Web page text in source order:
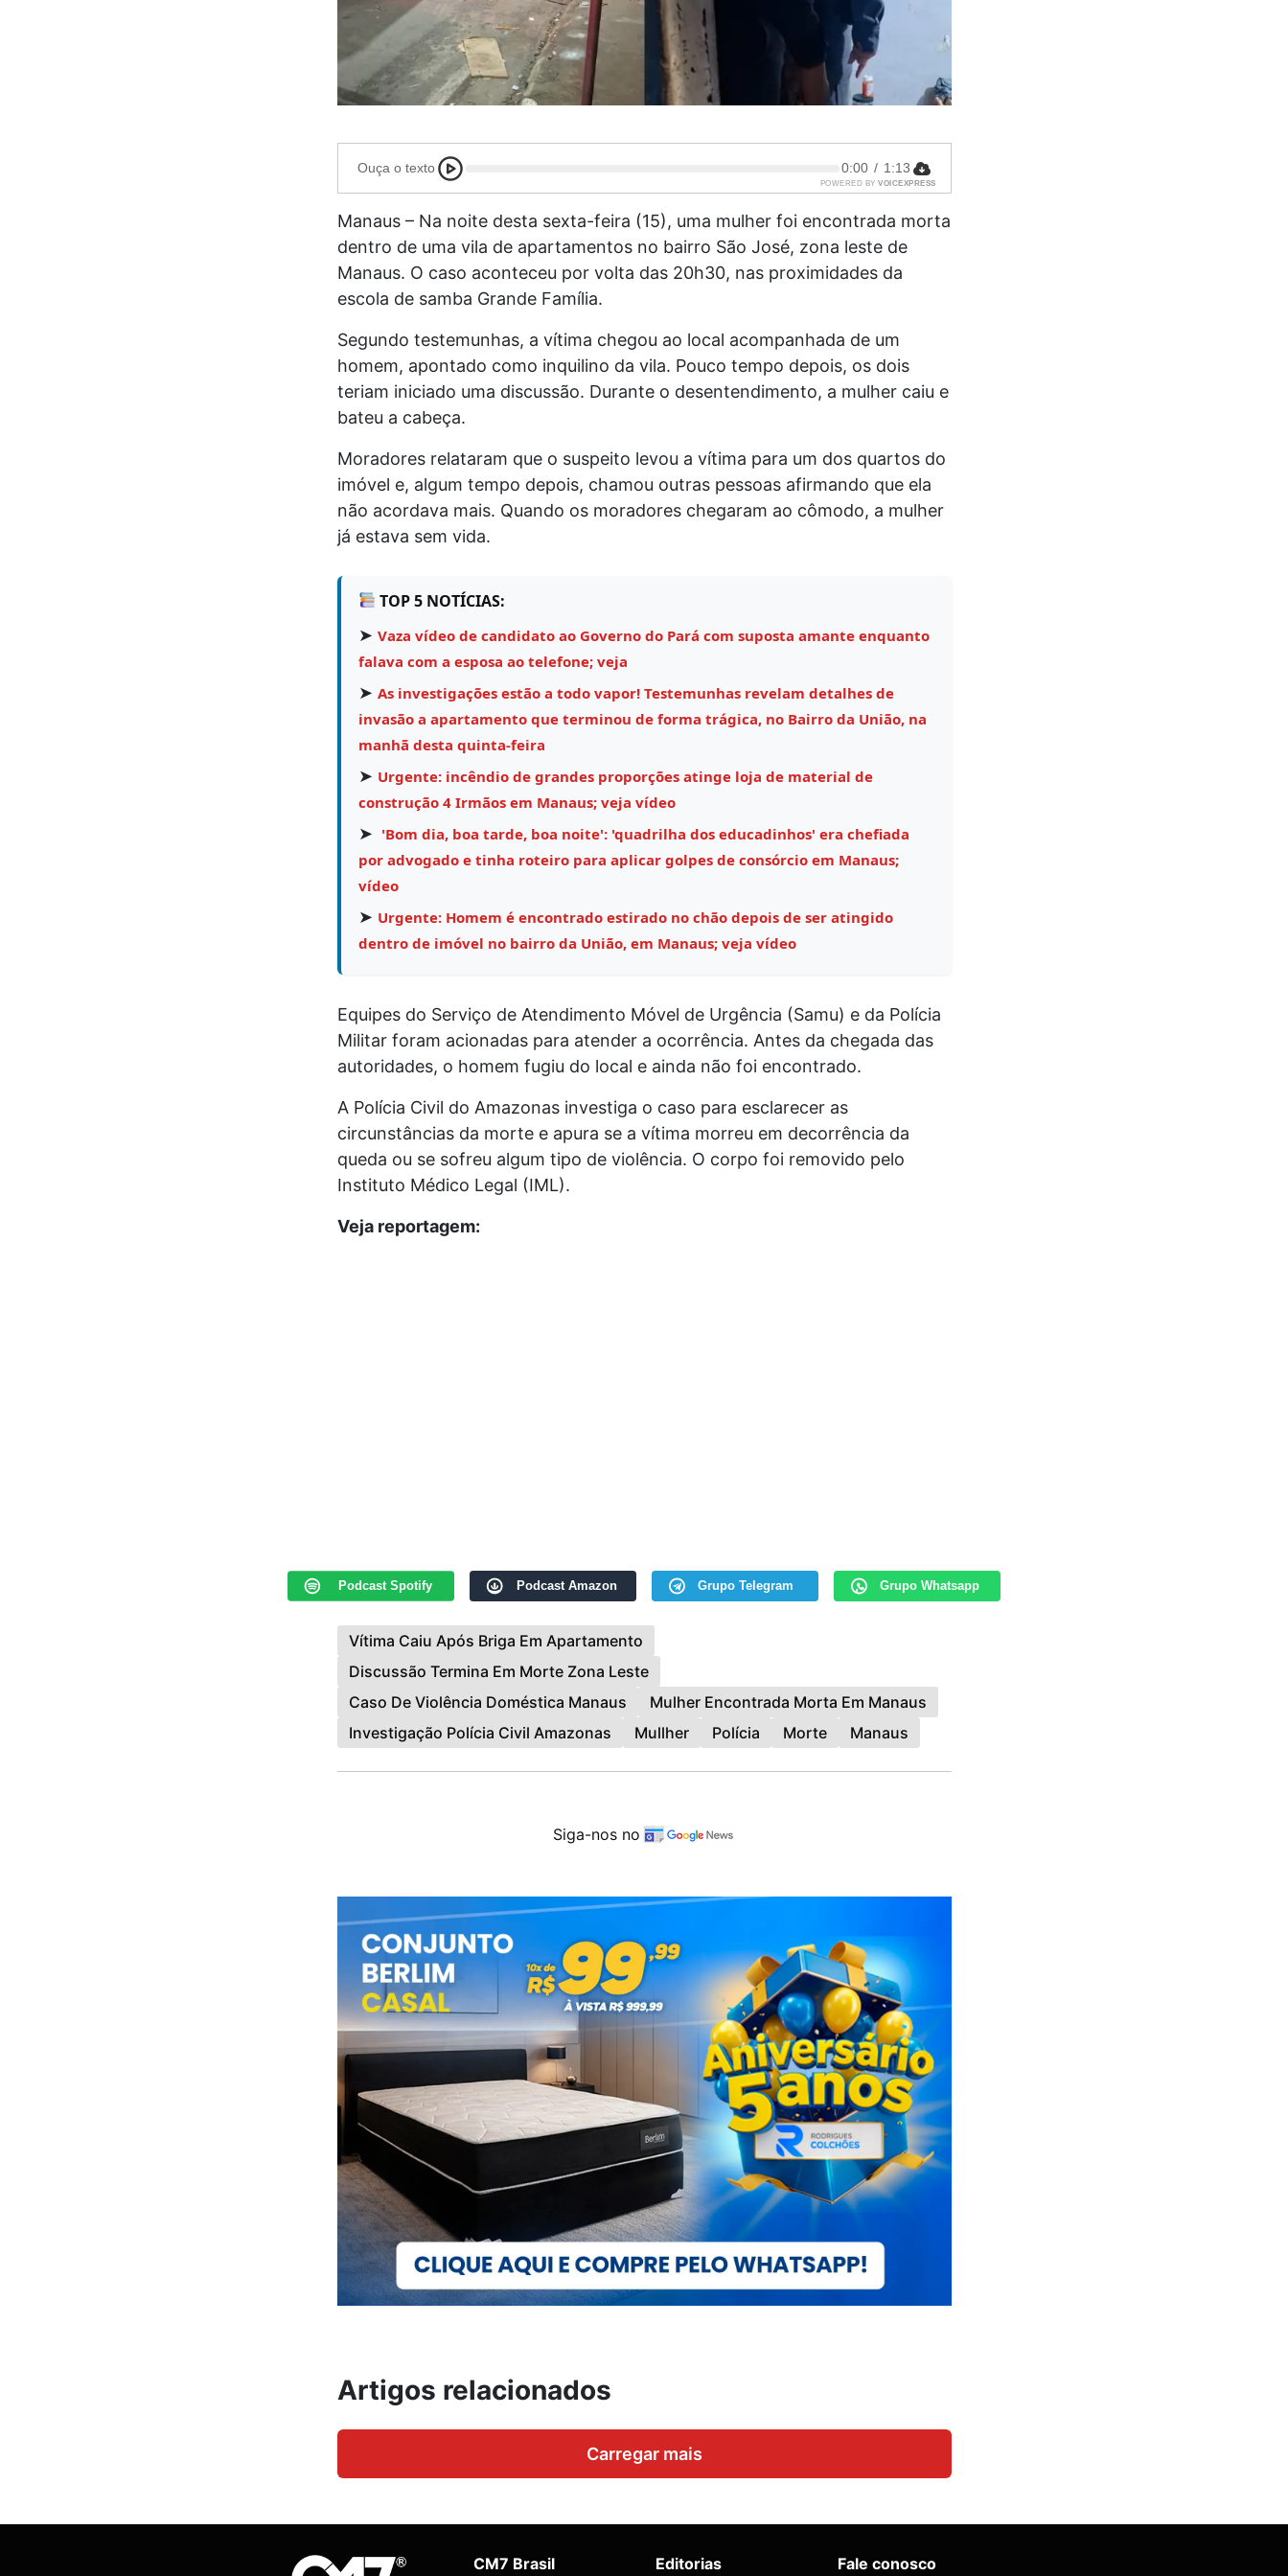
Ouça o texto 0:00 / 1:13
POWERED BY VOICEXPRESS
Manaus – Na noite desta sexta-feira (15), uma mulher foi encontrada morta
dentro de uma vila de apartamentos no bairro São José, zona leste de
Manaus. O caso aconteceu por volta das 20h30, nas proximidades da
escola de samba Grande Família.
Segundo testemunhas, a vítima chegou ao local acompanhada de um
homem, apontado como inquilino da vila. Pouco tempo depois, os dois
teriam iniciado uma discussão. Durante o desentendimento, a mulher caiu e
bateu a cabeça.
Moradores relataram que o suspeito levou a vítima para um dos quartos do
imóvel e, algum tempo depois, chamou outras pessoas afirmando que ela
não acordava mais. Quando os moradores chegaram ao cômodo, a mulher
já estava sem vida.
TOP 5 NOTÍCIAS:
➤ Vaza vídeo de candidato ao Governo do Pará com suposta amante enquanto
falava com a esposa ao telefone; veja
➤ As investigações estão a todo vapor! Testemunhas revelam detalhes de
invasão a apartamento que terminou de forma trágica, no Bairro da União, na
manhã desta quinta-feira
➤ Urgente: incêndio de grandes proporções atinge loja de material de
construção 4 Irmãos em Manaus; veja vídeo
➤ 'Bom dia, boa tarde, boa noite': 'quadrilha dos educadinhos' era chefiada
por advogado e tinha roteiro para aplicar golpes de consórcio em Manaus;
vídeo
➤ Urgente: Homem é encontrado estirado no chão depois de ser atingido
dentro de imóvel no bairro da União, em Manaus; veja vídeo
Equipes do Serviço de Atendimento Móvel de Urgência (Samu) e da Polícia
Militar foram acionadas para atender a ocorrência. Antes da chegada das
autoridades, o homem fugiu do local e ainda não foi encontrado.
A Polícia Civil do Amazonas investiga o caso para esclarecer as
circunstâncias da morte e apura se a vítima morreu em decorrência da
queda ou se sofreu algum tipo de violência. O corpo foi removido pelo
Instituto Médico Legal (IML).
Veja reportagem:
Podcast Spotify Podcast Amazon Grupo Telegram Grupo Whatsapp
Vítima Caiu Após Briga Em Apartamento
Discussão Termina Em Morte Zona Leste
Caso De Violência Doméstica Manaus
Mulher Encontrada Morta Em Manaus
Investigação Polícia Civil Amazonas
Mullher Polícia Morte Manaus
Siga-nos no
Artigos relacionados
Carregar mais
CM7 Brasil Editorias Fale conosco